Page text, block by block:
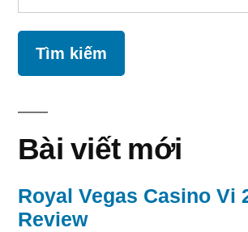
kiếm
cho:
Bài viết mới
Royal Vegas Casino Vi
Review